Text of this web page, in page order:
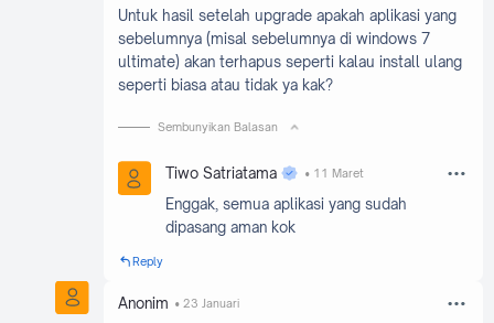
Untuk hasil setelah upgrade apakah aplikasi yang
sebelumnya (misal sebelumnya di windows 7
ultimate) akan terhapus seperti kalau install ulang
seperti biasa atau tidak ya kak?
Sembunyikan Balasan
Tiwo Satriatama 11 Maret
Enggak, semua aplikasi yang sudah
dipasang aman kok
Reply
Anonim 23 Januari